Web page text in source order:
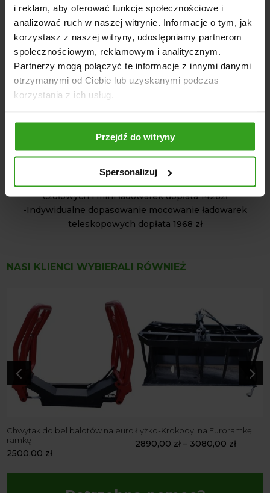
i reklam, aby oferować funkcje społecznościowe i
analizować ruch w naszej witrynie. Informacje o tym, jak
korzystasz z naszej witryny, udostępniamy partnerom
społecznościowym, reklamowym i analitycznym.
Partnerzy mogą połączyć te informacje z innymi danymi
otrzymanymi od Ciebie lub uzyskanymi podczas
korzystania z ich usług.
Przejdź do witryny
Spersonalizuj
Wszechstronność
: Teleskopowa konstrukcja pozwala
na elastyczne dostosowanie narzędzia do różnych zadań
i warunków, czyniąc widły krokodyl teleskopowe
niezwykle uniwersalnym narzędziem.
Widły Krokodyl Teleskopowe to niezawodne narzędzie,
oczekiwania nawet najbardziej wymagających
-Mocowania z głównej tabeli mocowań w cenie osprzętu
czołowych i mini ładowarek dopłata 1426zł
-Indywidualne dopasowanie mocowanie ładowarek
teleskopowych dopłata 1968 zł
NASI KLIENCI WYBIERALI RÓWNIEŻ
4
Chwytak do bel balotów na euro
ramkę
2500,00 zł
Łyżko-Krokodyl na Euroramkę
2890,00 zł – 3080,00 zł
5